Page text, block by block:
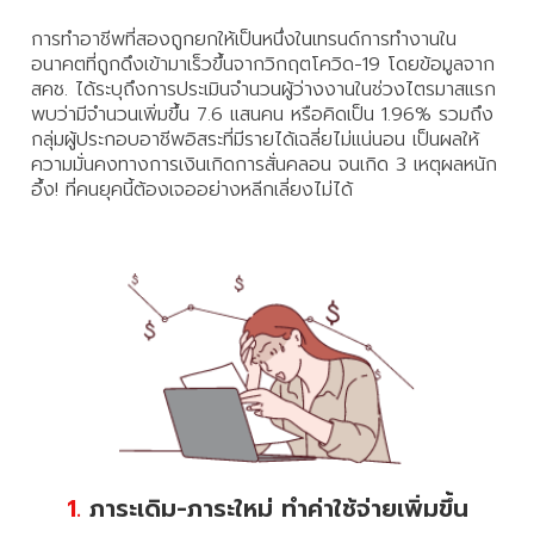
Facebook
การทำอาชีพที่สองถูกยกให้เป็นหนึ่งในเทรนด์การทำงานใน
อนาคตที่ถูกดึงเข้ามาเร็วขึ้นจากวิกฤตโควิด-19 โดยข้อมูลจาก
สคช. ได้ระบุถึงการประเมินจำนวนผู้ว่างงานในช่วงไตรมาสแรก
พบว่ามีจำนวนเพิ่มขึ้น 7.6 แสนคน หรือคิดเป็น 1.96% รวมถึง
กลุ่มผู้ประกอบอาชีพอิสระที่มีรายได้เฉลี่ยไม่แน่นอน เป็นผลให้
ความมั่นคงทางการเงินเกิดการสั่นคลอน จนเกิด 3 เหตุผลหนัก
อึ้ง! ที่คนยุคนี้ต้องเจออย่างหลีกเลี่ยงไม่ได้
1. ภาระเดิม-ภาระใหม่ ทำค่าใช้จ่ายเพิ่มขึ้น